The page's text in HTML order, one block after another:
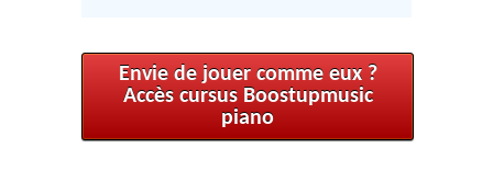
Envie de jouer comme eux ?
Accès cursus Boostupmusic
piano